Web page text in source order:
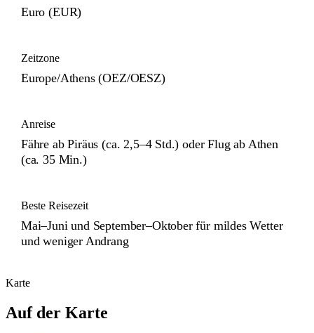
Euro (EUR)
Zeitzone
Europe/Athens (OEZ/OESZ)
Anreise
Fähre ab Piräus (ca. 2,5–4 Std.) oder Flug ab Athen
(ca. 35 Min.)
Beste Reisezeit
Mai–Juni und September–Oktober für mildes Wetter
und weniger Andrang
Karte
Auf der Karte